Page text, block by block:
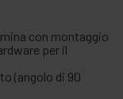
con montaggio
per il
(angolo di 90